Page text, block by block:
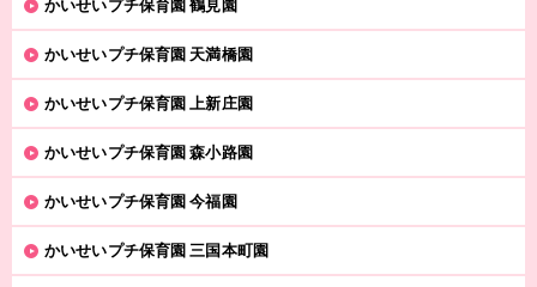
かいせいプチ保育園 鶴見園
かいせいプチ保育園 天満橋園
かいせいプチ保育園 上新庄園
かいせいプチ保育園 森小路園
かいせいプチ保育園 今福園
かいせいプチ保育園 三国本町園